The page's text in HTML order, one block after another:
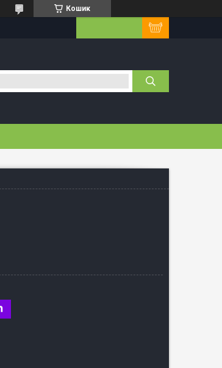
Кошик